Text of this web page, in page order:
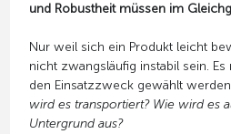
und Robustheit müssen im
Nur weil sich ein Produkt leicht
nicht zwangsläufig instabil sein.
den Einsatzzweck gewählt
wird es transportiert? Wie wird es
Untergrund aus?